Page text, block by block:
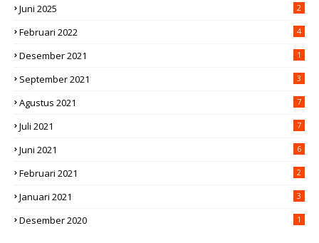
Juni 2025 2
Februari 2022 4
Desember 2021 1
September 2021 3
Agustus 2021 7
Juli 2021 7
Juni 2021 6
Februari 2021 2
Januari 2021 3
Desember 2020 1